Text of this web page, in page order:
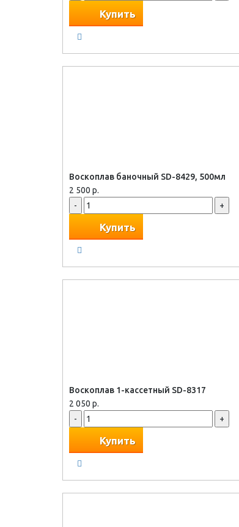
Купить
Воскоплав баночный SD-8429, 500мл
2 500 р.
-
+
Купить
Воскоплав 1-кассетный SD-8317
2 050 р.
-
+
Купить